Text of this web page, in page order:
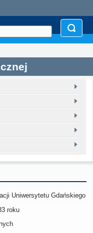
Uniwersytetu Gdańskiego
roku